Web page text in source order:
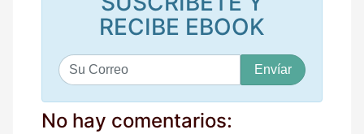
RECIBE EBOOK
u
c
o
No hay comentarios: